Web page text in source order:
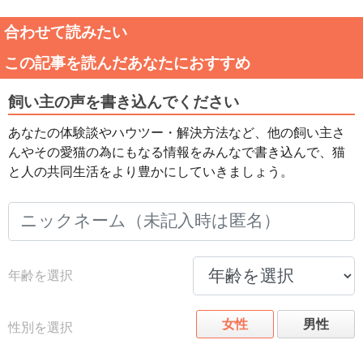
合わせて読みたい
この記事を読んだあなたにおすすめ
飼い主の声を書き込んでください
あなたの体験談やハウツー・解決方法など、他の飼い主さ
んやその愛猫の為にもなる情報をみんなで書き込んで、猫
と人の共同生活をより豊かにしていきましょう。
年齢を選択
性別を選択 女性 男性